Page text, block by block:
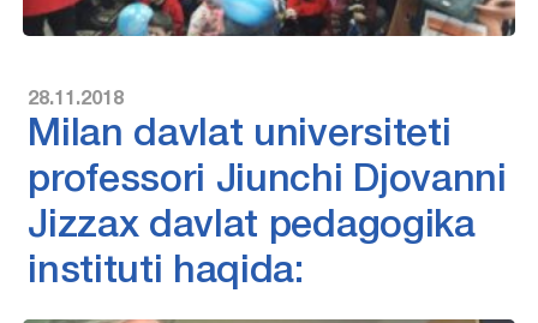
28.11.2018
Milan davlat universiteti
professori Jiunchi Djovanni
Jizzax davlat pedagogika
instituti haqida: